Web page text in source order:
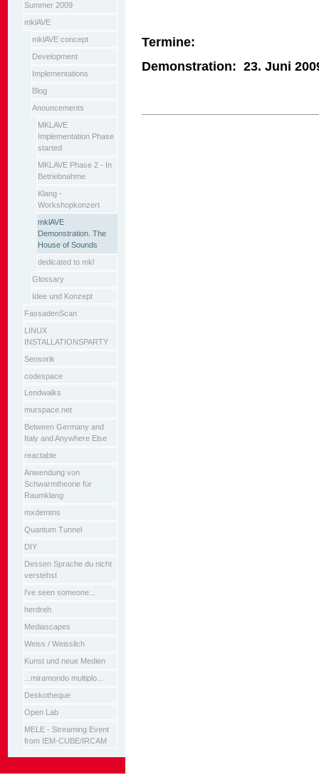
Summer 2009
mklAVE
mklAVE concept
Development
Implementations
Blog
Anouncements
MKLAVE
Implementation Phase
started
MKLAVE Phase 2 - In
Betriebnahme
Klang -
Workshopkonzert
mklAVE
Demonstration. The
House of Sounds
dedicated to mkl
Glossary
Idee und Konzept
FassadenScan
LINUX
INSTALLATIONSPARTY
Sensorik
codespace
Lendwalks
murspace.net
Between Germany and
Italy and Anywhere Else
reactable
Anwendung von
Schwarmtheorie für
Raumklang
mxdemtns
Quantum Tunnel
DIY
Dessen Sprache du nicht
verstehst
i've seen someone...
herdreh
Mediascapes
Weiss / Weisslich
Kunst und neue Medien
...miramondo multiplo...
Deskotheque
Open Lab
MELE - Streaming Event
from IEM-CUBE/IRCAM
Termine:
Demonstration: 23.Juni